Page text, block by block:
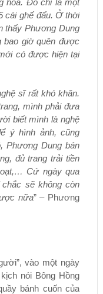
cái ghế đẩu. Ở thời
thấy Phương Dung
bao giờ quên được
có được hiện tại
sĩ rất khó khăn.
mình phải đưa
biết mình là nghệ
ý hình ảnh, cũng
Phương Dung bán
đủ trang trải tiền
Cứ ngày qua
sẽ không còn
nữa” – Phương
vào một ngày
nói Bông Hồng
bánh cuốn của